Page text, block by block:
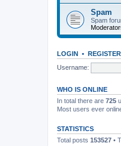
Spam
Spam
LOGIN • REGISTER
Username:
WHO IS ONLINE
In total there are 725
Most users ever
STATISTICS
Total posts 153527 •